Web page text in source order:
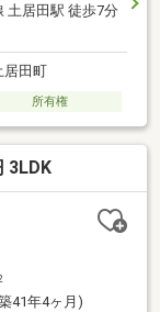
土居田駅 徒歩7分
居田町
所有権
3LDK
41年4ヶ月)